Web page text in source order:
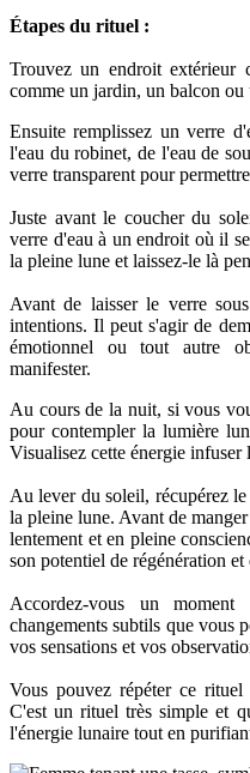
Étapes du rituel :
Trouvez un endroit extérieur
comme un jardin, un balcon ou
Ensuite remplissez un verre
l'eau du robinet, de l'eau de
verre transparent pour
Juste avant le coucher du
verre d'eau à un endroit où il
la pleine lune et laissez-le là
Avant de laisser le verre
intentions. Il peut s'agir de
émotionnel ou tout autre
manifester.
Au cours de la nuit, si vous
pour contempler la lumière
Visualisez cette énergie infuser
Au lever du soleil, récupérez
la pleine lune. Avant de
lentement et en pleine
son potentiel de régénération
Accordez-vous un
changements subtils que vous
vos sensations et vos
Vous pouvez répéter ce
C'est un rituel très simple et
l'énergie lunaire tout en